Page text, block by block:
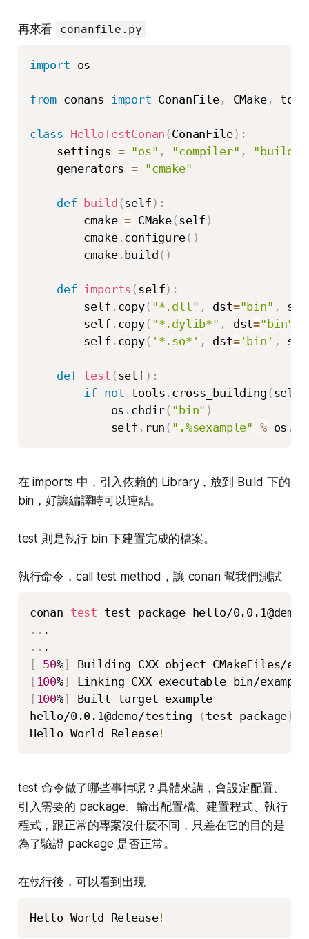
再來看 conanfile.py
import os
from conans import ConanFile, CMake,
class HelloTestConan ( ConanFile) :
    settings
= "os" , "compiler" ,
    generators
= "cmake"
def build (self ) :
        cmake
= CMake( self )
        cmake
. configure( )
        cmake
. build ( )
def imports ( self) :
        self
. copy( "*.dll" , dst="bin" , src
        self
. copy( "*.dylib*" , dst="bin"
        self
. copy( '*.so*' , dst='bin' , src
def test ( self ) :
if not tools . cross_building ( self
            os
. chdir( "bin" )
            self
. run ( ".%sexample" % os .
在 imports 中，引入依賴的 Library，放到 Build 下的
bin，好讓編譯時可以連結。
test 則是執行 bin 下建置完成的檔案。
執行命令，call test method，讓 conan 幫我們測試
conan test
..
..
[ 50%]
[ 100%]
[ 100%]
Built target example
hello/0.0.1@demo/testing
( test package)
Hello World Release!
test 命令做了哪些事情呢？具體來講，會設定配置、
引入需要的 package、輸出配置檔、建置程式、執行
程式，跟正常的專案沒什麼不同，只差在它的目的是
為了驗證 package 是否正常。
在執行後，可以看到出現
Hello World Release!